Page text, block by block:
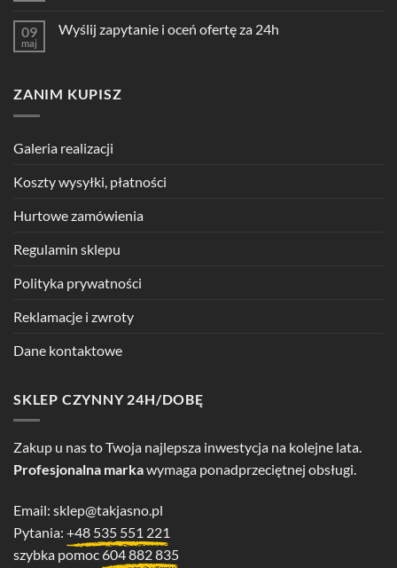
09
maj
Wyślij zapytanie i oceń ofertę za 24h
ZANIM KUPISZ
Galeria realizacji
Koszty wysyłki, płatności
Hurtowe zamówienia
Regulamin sklepu
Polityka prywatności
Reklamacje i zwroty
Dane kontaktowe
SKLEP CZYNNY 24H/DOBĘ
Zakup u nas to Twoja najlepsza inwestycja na kolejne lata.
Profesjonalna markawymaga ponadprzeciętnej obsługi.
Email: sklep@takjasno.pl
Pytania: +48 535 551 221
szybka pomoc 604 882 835